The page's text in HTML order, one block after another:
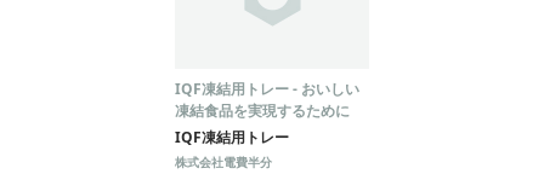
IQF凍結用トレー - おいしい
凍結食品を実現するために
IQF凍結用トレー
株式会社電費半分